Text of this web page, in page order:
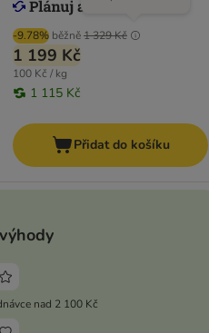
-9.78% běžně1 329 Kč
1 199 Kč
100 Kč / kg
1 115 Kč
Přidat do košíku
nad 2 100 Kč